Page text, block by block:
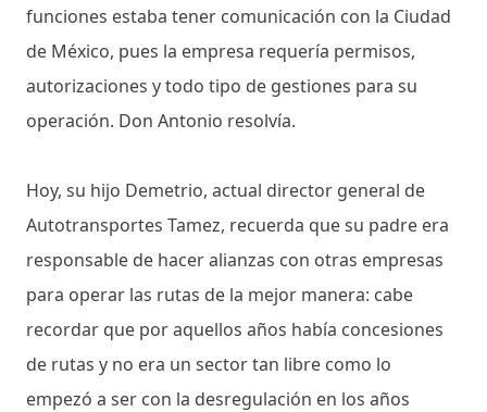
funciones estaba tener comunicación con la Ciudad
de México, pues la empresa requería permisos,
autorizaciones y todo tipo de gestiones para su
operación. Don Antonio resolvía.
Hoy, su hijo Demetrio, actual director general de
Autotransportes Tamez, recuerda que su padre era
responsable de hacer alianzas con otras empresas
para operar las rutas de la mejor manera: cabe
recordar que por aquellos años había concesiones
de rutas y no era un sector tan libre como lo
empezó a ser con la desregulación en los años